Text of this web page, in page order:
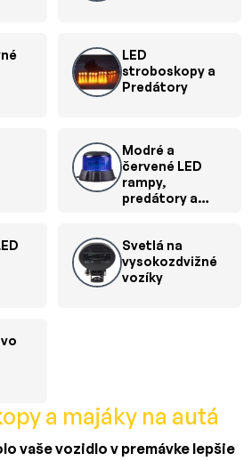
LED
stroboskopy a
Predátory
Modré a
červené LED
rampy,
predátory a
Svetlá na
vysokozdvižné
vozíky
a majáky na autá
vaše vozidlo v premávke lepšie